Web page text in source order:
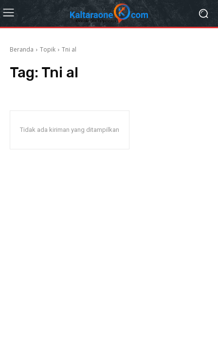
Beranda Topik Tni al
Tag: Tni al
Tidak ada kiriman yang ditampilkan